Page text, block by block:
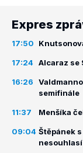
Expres
17:50
17:24 Alcaraz se
16:26
semifinále
11:37 Menšíka
09:04 Štěpánek
nesouhlasí